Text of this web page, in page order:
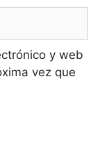
y web
vez que